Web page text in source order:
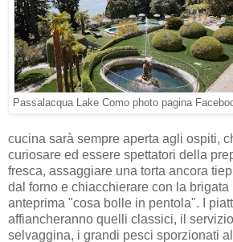
Passalacqua Lake Como photo pagina
cucina sarà sempre aperta agli ospiti,
curiosare ed essere spettatori della
fresca, assaggiare una torta ancora
dal forno e chiacchierare con la brigata
anteprima "cosa bolle in pentola". I
affiancheranno quelli classici, il
selvaggina, i grandi pesci sporzionati